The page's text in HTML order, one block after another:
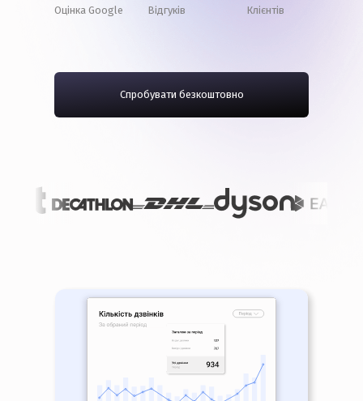
Оцінка Google Відгуків Клієнтів
Спробувати безкоштовно